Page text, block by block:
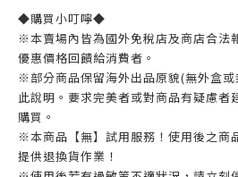
◆購買小叮嚀◆
※本賣場內皆為國外免稅店及商店合法
優惠價格回饋給消費者。
※部分商品保留海外出品原貌(無外盒
此說明。要求完美者或對商品有疑慮者
購買。
※本商品【無】試用服務！使用後之商
提供退換貨作業！